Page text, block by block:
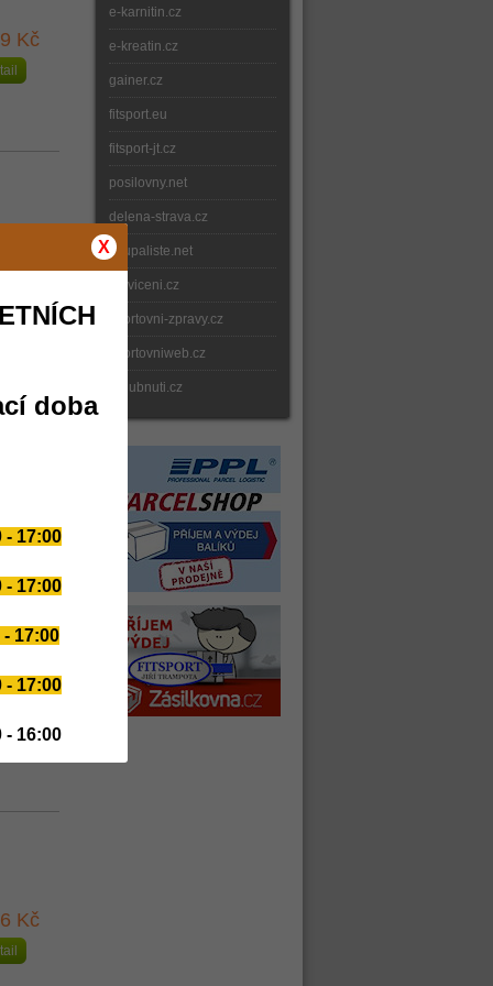
Kč
Kč
Kč
e-karnitin.cz
e-kreatin.cz
gainer.cz
fitsport.eu
fitsport-jt.cz
posilovny.net
delena-strava.cz
koupaliste.net
e-cviceni.cz
sportovni-zpravy.cz
sportovniweb.cz
e-hubnuti.cz
X
doba
- 17:00
- 17:00
- 17:00
- 17:00
- 16:00